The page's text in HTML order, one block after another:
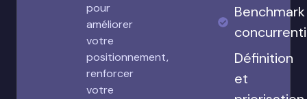
pour
améliorer
votre
positionnement,
renforcer
votre
Benchmark
Définition
et